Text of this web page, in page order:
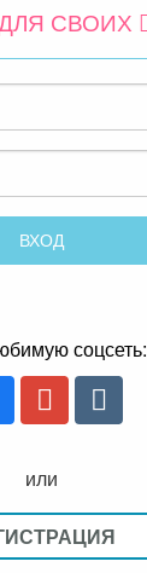
СВОИХ
соцсеть:
или